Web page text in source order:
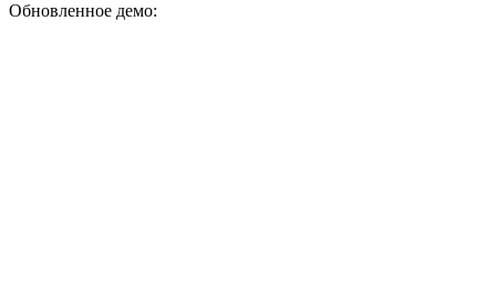
Обновленное демо: